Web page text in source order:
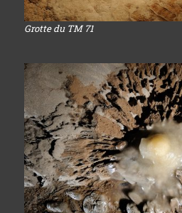
Grotte du TM 71